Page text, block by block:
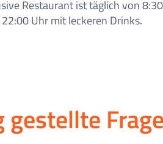
Restaurant ist täglich von
Uhr mit leckeren Drinks.
gestellte